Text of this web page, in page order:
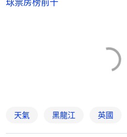
球票房榜前十
天氣 黑龍江 英國